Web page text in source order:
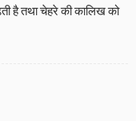
है तथा चेहरे की कालिख को